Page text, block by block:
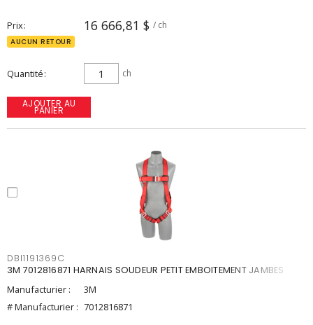
Prix 16 666,81 $ / ch
AUCUN RETOUR
Quantité ch
AJOUTER AU
PANIER
DBI1191369C
3M 7012816871 HARNAIS SOUDEUR PETIT EMBOITEMENT JAMBES
Manufacturier :
3M
# Manufacturier : 7012816871